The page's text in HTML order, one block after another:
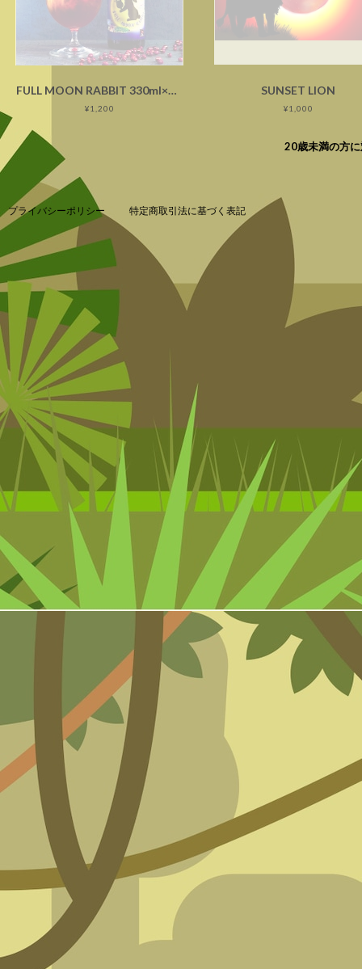
FULL MOON RABBIT 330ml×1本
¥1,200
SUNSET LION
¥1,000
20歳未満の方
プライバシーポリシー 特定商取引法に基づく表記